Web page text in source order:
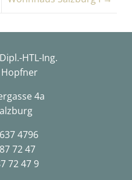
HTL-Ing.
4a
4796
72 47
72 47 9